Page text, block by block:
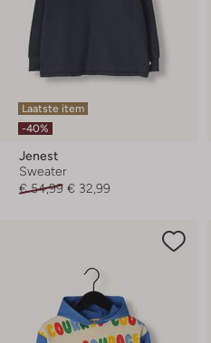
Laatste item
-40%
Jenest
Sweater
€ 54,99 € 32,99